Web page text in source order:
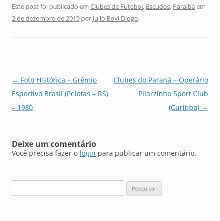
Este post foi publicado em Clubes de Futebol, Escudos, Paraíba em
2 de dezembro de 2019 por Julio Bovi Diogo.
Navegação
de
posts
← Foto Histórica – Grêmio
Esportivo Brasil (Pelotas – RS)
– 1980
Clubes do Paraná – Operário
Pilarzinho Sport Club
(Curitiba) →
Deixe um comentário
Você precisa fazer o login para publicar um comentário.
por: